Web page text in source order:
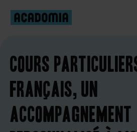
Cours
français, un
accompagnement